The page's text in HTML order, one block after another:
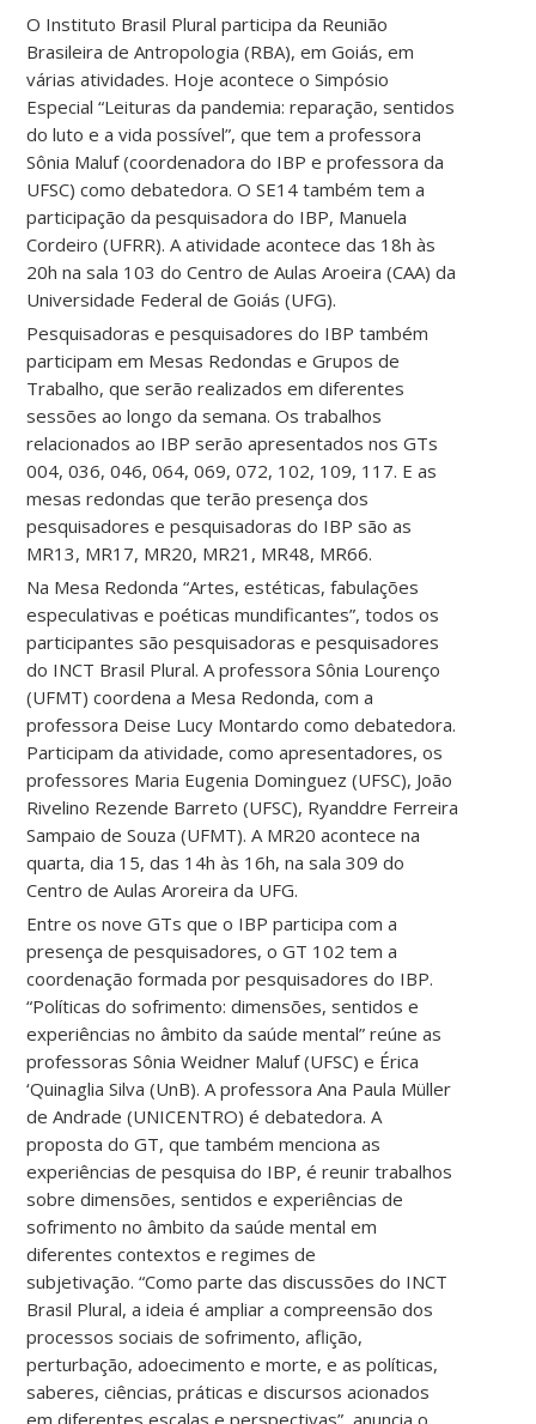
O Instituto Brasil Plural participa da Reunião
Brasileira de Antropologia (RBA), em Goiás, em
várias atividades. Hoje acontece o Simpósio
Especial “Leituras da pandemia: reparação, sentidos
do luto e a vida possível”, que tem a professora
Sônia Maluf (coordenadora do IBP e professora da
UFSC) como debatedora. O SE14 também tem a
participação da pesquisadora do IBP, Manuela
Cordeiro (UFRR). A atividade acontece das 18h às
20h na sala 103 do Centro de Aulas Aroeira (CAA) da
Universidade Federal de Goiás (UFG).
Pesquisadoras e pesquisadores do IBP também
participam em Mesas Redondas e Grupos de
Trabalho, que serão realizados em diferentes
sessões ao longo da semana. Os trabalhos
relacionados ao IBP serão apresentados nos GTs
004, 036, 046, 064, 069, 072, 102, 109, 117. E as
mesas redondas que terão presença dos
pesquisadores e pesquisadoras do IBP são as
MR13, MR17, MR20, MR21, MR48, MR66.
Na Mesa Redonda “Artes, estéticas, fabulações
especulativas e poéticas mundificantes”, todos os
participantes são pesquisadoras e pesquisadores
do INCT Brasil Plural. A professora Sônia Lourenço
(UFMT) coordena a Mesa Redonda, com a
professora Deise Lucy Montardo como debatedora.
Participam da atividade, como apresentadores, os
professores Maria Eugenia Dominguez (UFSC), João
Rivelino Rezende Barreto (UFSC), Ryanddre Ferreira
Sampaio de Souza (UFMT). A MR20 acontece na
quarta, dia 15, das 14h às 16h, na sala 309 do
Centro de Aulas Aroreira da UFG.
Entre os nove GTs que o IBP participa com a
presença de pesquisadores, o GT 102 tem a
coordenação formada por pesquisadores do IBP.
“Políticas do sofrimento: dimensões, sentidos e
experiências no âmbito da saúde mental” reúne as
professoras Sônia Weidner Maluf (UFSC) e Érica
‘Quinaglia Silva (UnB). A professora Ana Paula Müller
de Andrade (UNICENTRO) é debatedora. A
proposta do GT, que também menciona as
experiências de pesquisa do IBP, é reunir trabalhos
sobre dimensões, sentidos e experiências de
sofrimento no âmbito da saúde mental em
diferentes contextos e regimes de
subjetivação. “Como parte das discussões do INCT
Brasil Plural, a ideia é ampliar a compreensão dos
processos sociais de sofrimento, aflição,
perturbação, adoecimento e morte, e as políticas,
saberes, ciências, práticas e discursos acionados